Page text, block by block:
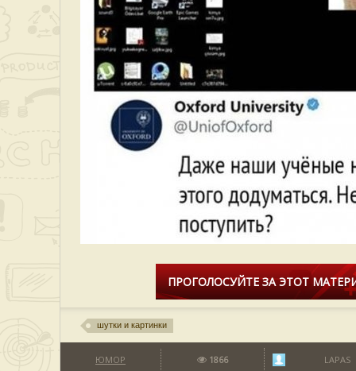
ПРОГОЛОСУЙТЕ ЗА ЭТОТ
шутки и картинки
ЮМОР 1866 LAPAS